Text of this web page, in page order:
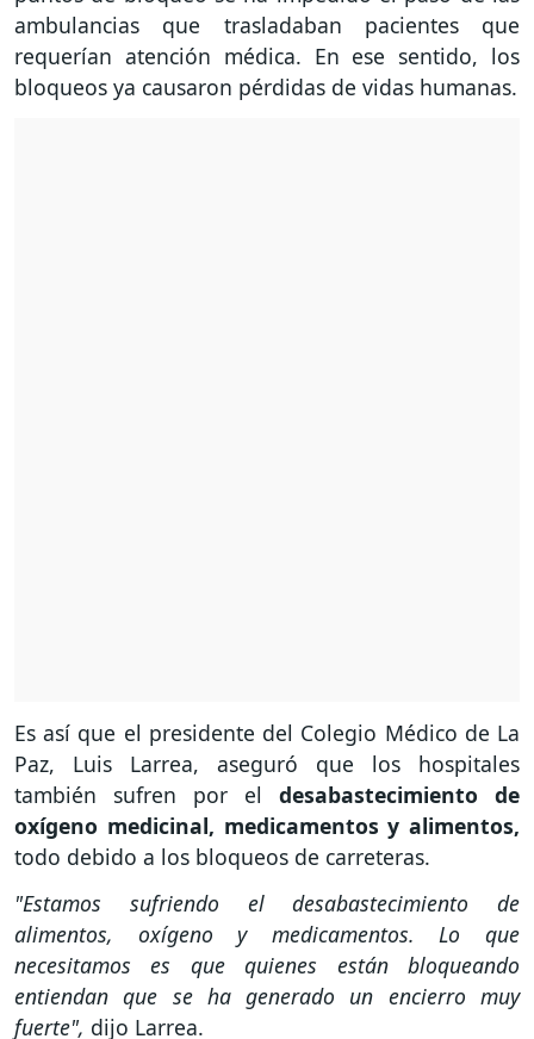
ambulancias que trasladaban pacientes que
requerían atención médica. En ese sentido, los
bloqueos ya causaron pérdidas de vidas humanas.
Es así que el presidente del Colegio Médico de La
Paz, Luis Larrea, aseguró que los hospitales
también sufren por el desabastecimiento de
oxígeno medicinal, medicamentos y alimentos,
todo debido a los bloqueos de carreteras.
"Estamos sufriendo el desabastecimiento de
alimentos, oxígeno y medicamentos. Lo que
necesitamos es que quienes están bloqueando
entiendan que se ha generado un encierro muy
fuerte", dijo Larrea.